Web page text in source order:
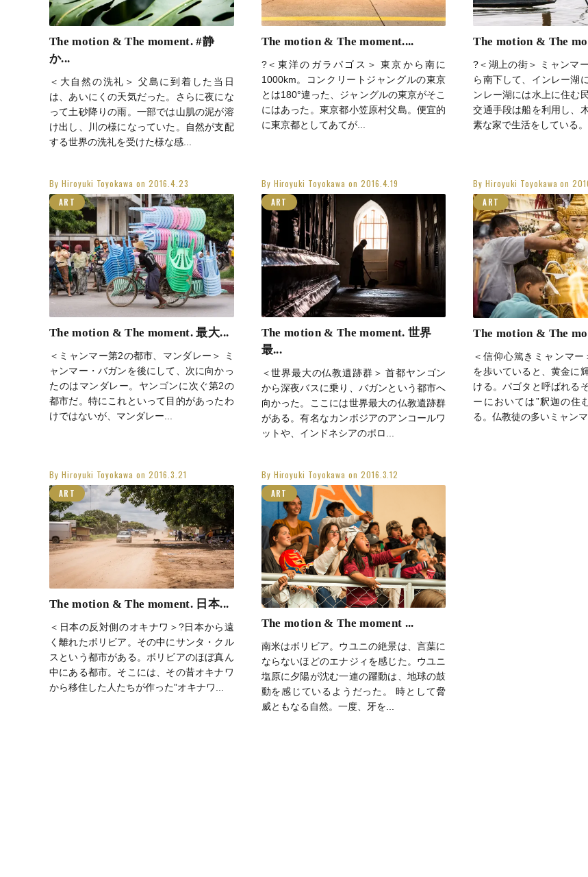
The motion & The moment. #静
か...
＜大自然の洗礼＞ 父島に到着した当日
は、あいにくの天気だった。さらに夜にな
って土砂降りの雨。一部では山肌の泥が溶
け出し、川の様になっていた。自然が支配
する世界の洗礼を受けた様な感...
The motion & The moment....
?＜東洋のガラパゴス＞ 東京から南に
1000km。コンクリートジャングルの東京
とは180°違った、ジャングルの東京がそこ
にはあった。東京都小笠原村父島。便宜的
に東京都としてあてが...
The motion & The
?＜湖上の街＞ ミャンマ
ら南下して、インレー湖
ンレー湖には水上に住む
交通手段は船を利用し、
素な家で生活をしている。
By Hiroyuki Toyokawa on2016.4.23
ART
The motion & The moment. 最大...
＜ミャンマー第2の都市、マンダレー＞ ミ
ャンマー・バガンを後にして、次に向かっ
たのはマンダレー。ヤンゴンに次ぐ第2の
都市だ。特にこれといって目的があったわ
けではないが、マンダレー...
By Hiroyuki Toyokawa on 2016.4.19
ART
The motion & The moment. 世界
最...
＜世界最大の仏教遺跡群＞ 首都ヤンゴン
から深夜バスに乗り、バガンという都市へ
向かった。ここには世界最大の仏教遺跡群
がある。有名なカンボジアのアンコールワ
ットや、インドネシアのポロ...
ByHiroyuki Toyokawa on
ART
The motion & The
＜信仰心篤きミャンマ
を歩いていると、黄金に
ける。パゴタと呼ばれる
ーにおいては”釈迦の住
る。仏教徒の多いミャンマ
By Hiroyuki Toyokawa on2016.3.21
ART
The motion & The moment. 日本...
＜日本の反対側のオキナワ＞?日本から遠
く離れたボリビア。その中にサンタ・クル
スという都市がある。ボリビアのほぼ真ん
中にある都市。そこには、その昔オキナワ
から移住した人たちが作った”オキナワ...
By Hiroyuki Toyokawa on 2016.3.12
ART
The motion & The moment ...
南米はボリビア。ウユニの絶景は、言葉に
ならないほどのエナジィを感じた。ウユニ
塩原に夕陽が沈む一連の躍動は、地球の鼓
動を感じているようだった。 時として脅
威ともなる自然。一度、牙を...